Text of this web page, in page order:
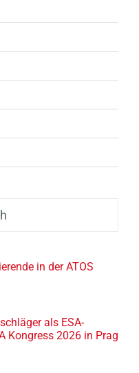
in der ATOS
als ESA-
Kongress 2026 in Prag